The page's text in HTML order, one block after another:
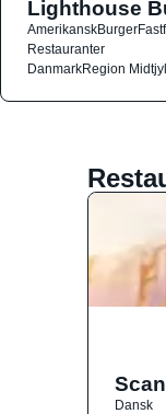
Lighthouse
AmerikanskBurger
Restauranter
DanmarkRegion
Dansk